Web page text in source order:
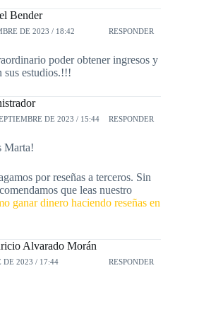
Bender
DE 2023 / 18:42 RESPONDER
poder obtener ingresos y
sus estudios.!!!
DE 2023 / 15:44 RESPONDER
Marta!
por reseñas a terceros. Sin
que leas nuestro
ganar dinero haciendo reseñas en
Alvarado Morán
DE 2023 / 17:44 RESPONDER